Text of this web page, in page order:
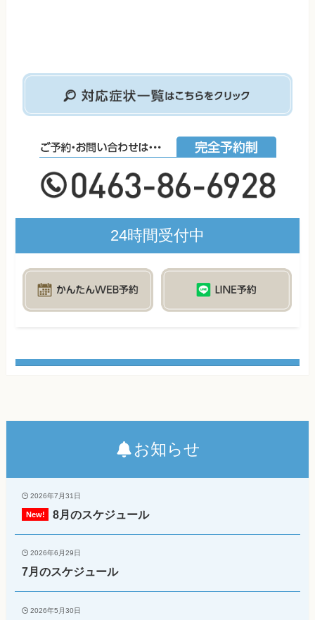
24時間受付中
お知らせ
2026年7月31日
8月のスケジュール
2026年6月29日
7月のスケジュール
2026年5月30日